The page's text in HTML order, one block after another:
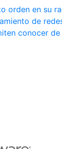
orden en su
de
conocer